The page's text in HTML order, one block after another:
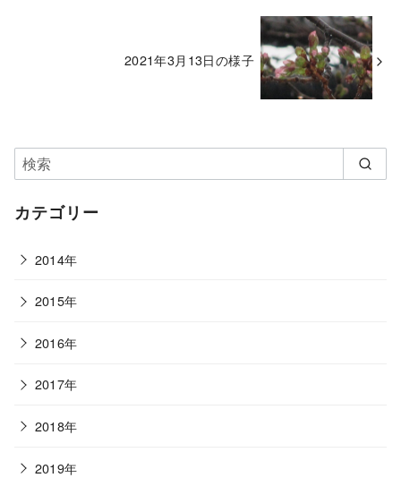
2021年3月13日の様子
カテゴリー
2014年
2015年
2016年
2017年
2018年
2019年